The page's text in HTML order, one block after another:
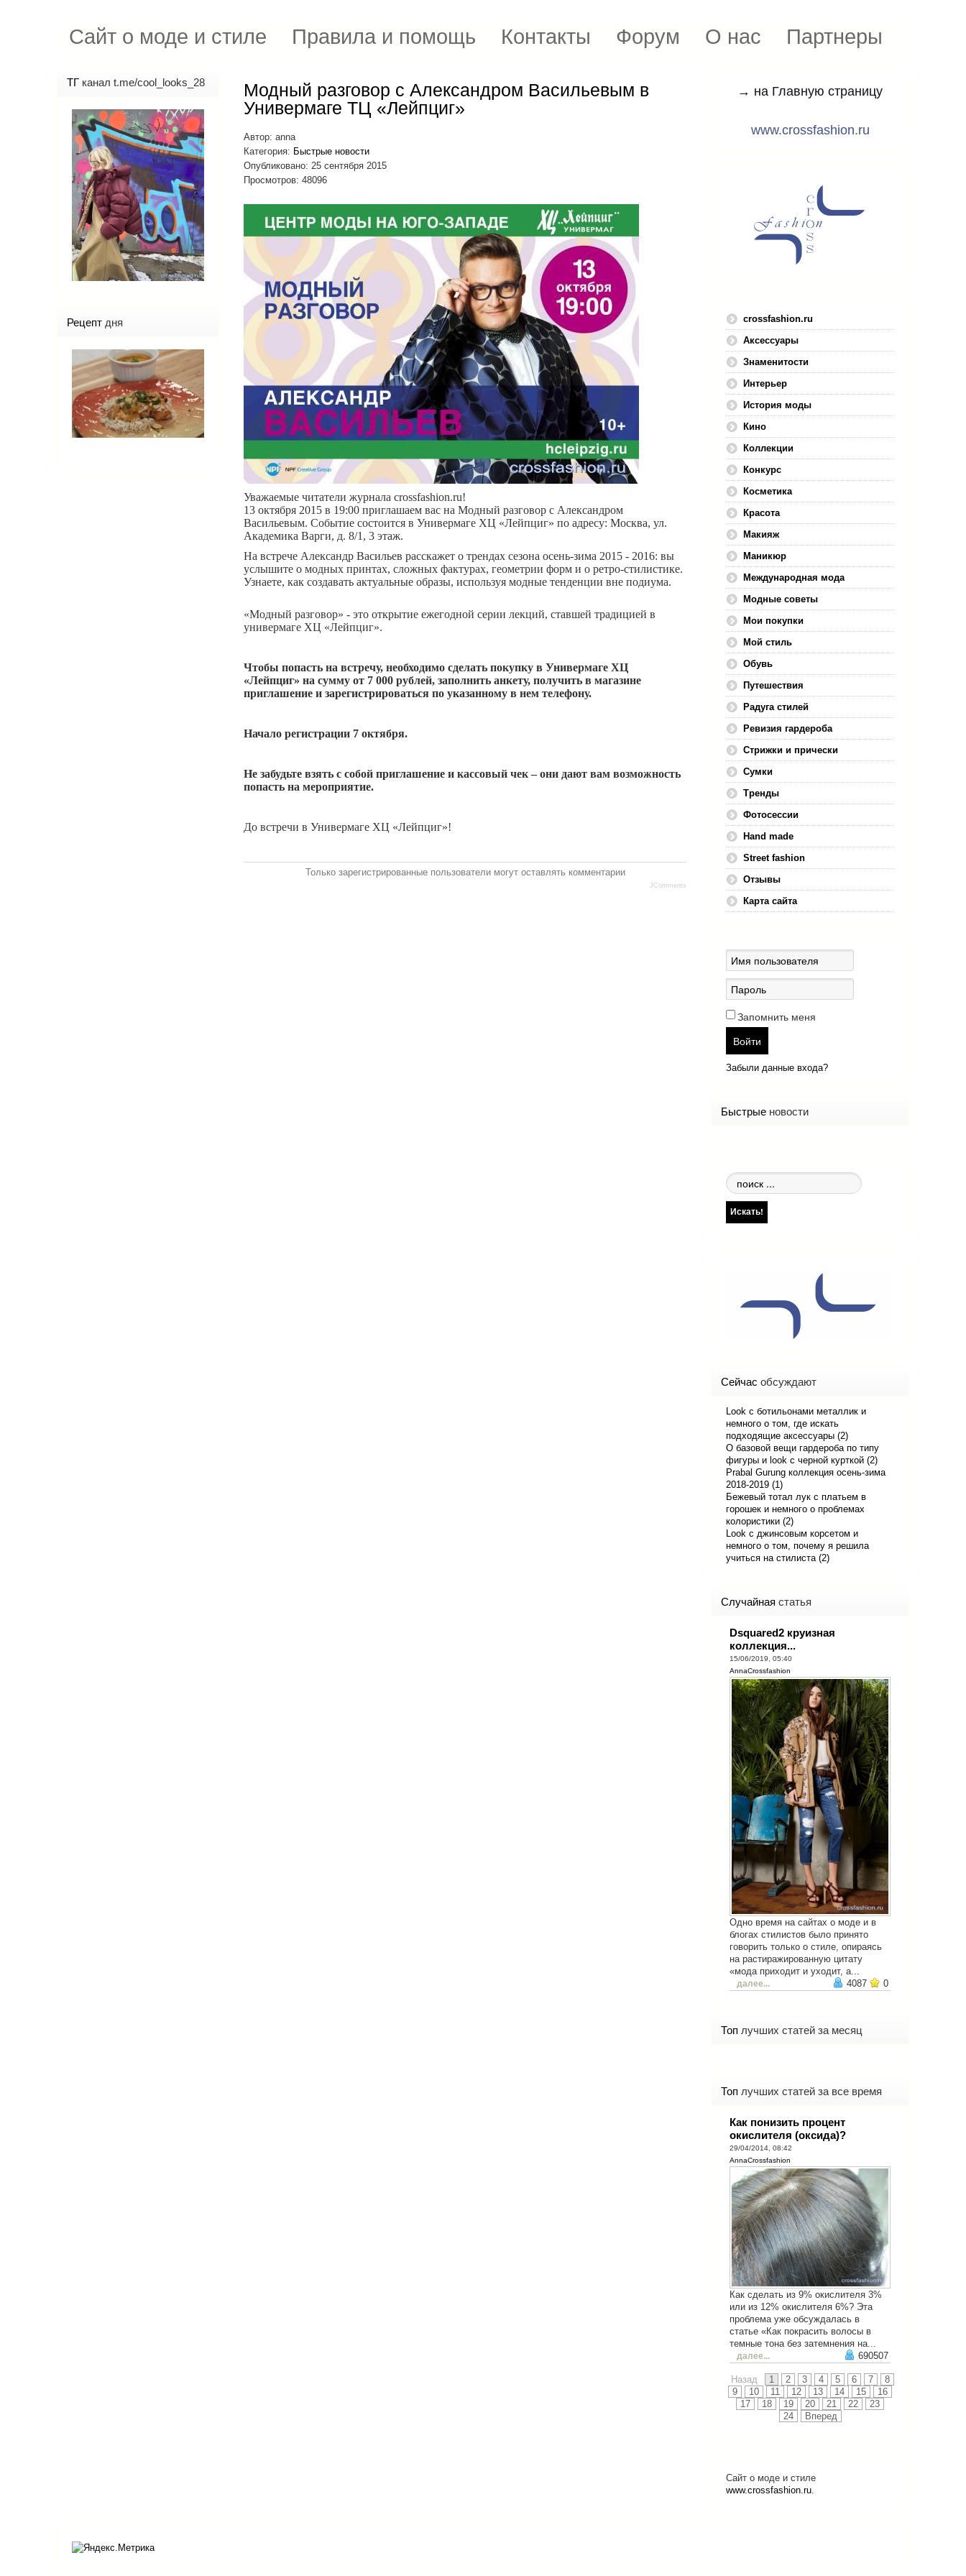
Сайт о моде и стиле Правила и помощь Контакты Форум О нас Партнеры
Модный разговор с Александром Васильевым в
Универмаге ТЦ «Лейпциг»
Автор: anna
Категория: Быстрые новости
Опубликовано: 25 сентября 2015
Просмотров: 48096
Уважаемые читатели журнала crossfashion.ru!
13 октября 2015 в 19:00 приглашаем вас на Модный разговор с Александром
Васильевым. Событие состоится в Универмаге ХЦ «Лейпциг» по адресу: Москва, ул.
Академика Варги, д. 8/1, 3 этаж.
На встрече Александр Васильев расскажет о трендах сезона осень-зима 2015 - 2016: вы
услышите о модных принтах, сложных фактурах, геометрии форм и о ретро-стилистике.
Узнаете, как создавать актуальные образы, используя модные тенденции вне подиума.
«Модный разговор» - это открытие ежегодной серии лекций, ставшей традицией в
универмаге ХЦ «Лейпциг».
Чтобы попасть на встречу, необходимо сделать покупку в Универмаге ХЦ
«Лейпциг» на сумму от 7 000 рублей, заполнить анкету, получить в магазине
приглашение и зарегистрироваться по указанному в нем телефону.
Начало регистрации 7 октября.
Не забудьте взять с собой приглашение и кассовый чек – они дают вам возможность
попасть на мероприятие.
До встречи в Универмаге ХЦ «Лейпциг»!
Только зарегистрированные пользователи могут оставлять комментарии
JComments
ТГ канал t.me/cool_looks_28
Рецепт дня
→ на Главную страницу
www.crossfashion.ru
crossfashion.ru
Аксессуары
Знаменитости
Интерьер
История моды
Кино
Коллекции
Конкурс
Косметика
Красота
Макияж
Маникюр
Международная мода
Модные советы
Мои покупки
Мой стиль
Обувь
Путешествия
Радуга стилей
Ревизия гардероба
Стрижки и прически
Сумки
Тренды
Фотосессии
Hand made
Street fashion
Отзывы
Карта сайта
Запомнить меня
Войти
Забыли данные входа?
Быстрые новости
Поиск
по
сайту
Искать!
Сейчас обсуждают
Look с ботильонами металлик и
немного о том, где искать
подходящие аксессуары (2)
О базовой вещи гардероба по типу
фигуры и look с черной курткой (2)
Prabal Gurung коллекция осень-зима
2018-2019 (1)
Бежевый тотал лук с платьем в
горошек и немного о проблемах
колористики (2)
Look с джинсовым корсетом и
немного о том, почему я решила
учиться на стилиста (2)
Случайная статья
Dsquared2 круизная
коллекция...
15/06/2019, 05:40
AnnaCrossfashion
Одно время на сайтах о моде и в
блогах стилистов было принято
говорить только о стиле, опираясь
на растиражированную цитату
«мода приходит и уходит, а...
далее... 4087 0
Топ лучших статей за месяц
Топ лучших статей за все время
Как понизить процент
окислителя (оксида)?
29/04/2014, 08:42
AnnaCrossfashion
Как сделать из 9% окислителя 3%
или из 12% окислителя 6%? Эта
проблема уже обсуждалась в
статье «Как покрасить волосы в
темные тона без затемнения на...
далее... 690507
Назад 1 2 3 4 5 6 7
8
9
10 11 12 13 14 15
16
17
18 19 20 21 22
23
24
Вперед
Сайт о моде и стиле
www.crossfashion.ru